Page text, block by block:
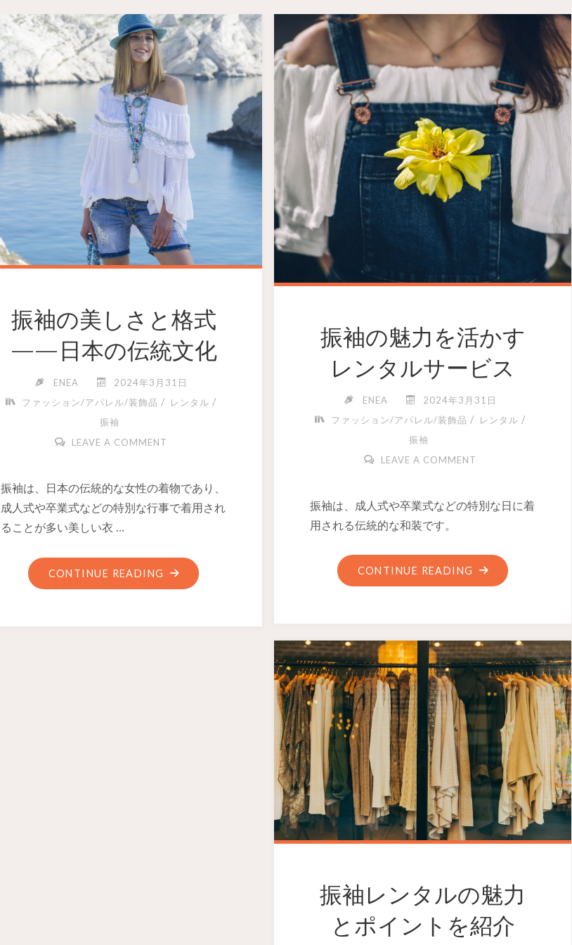
振袖の美しさと格式
——日本の伝統文化
ENEA
2024年3月31日
ファッション/アパレル/装飾品 / レンタル /
振袖
LEAVE A COMMENT
振袖は、日本の伝統的な女性の着物であり、
成人式や卒業式などの特別な行事で着用され
ることが多い美しい衣 …
CONTINUE READING
振袖の魅力を活かす
レンタルサービス
ENEA
2024年3月31日
ファッション/アパレル/装飾品 / レンタル /
振袖
LEAVE A COMMENT
振袖は、成人式や卒業式などの特別な日に着
用される伝統的な和装です。
CONTINUE READING
振袖レンタルの魅力
とポイントを紹介